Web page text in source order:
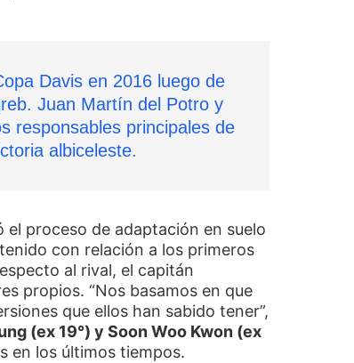
Davis en 2016 luego de
Juan Martín del Potro y
responsables principales de
albiceleste.
el proceso de adaptación en suelo
con relación a los primeros
al rival, el capitán
propios. “Nos basamos en que
que ellos han sabido tener”,
(ex 19°) y Soon Woo Kwon (ex
en los últimos tiempos.